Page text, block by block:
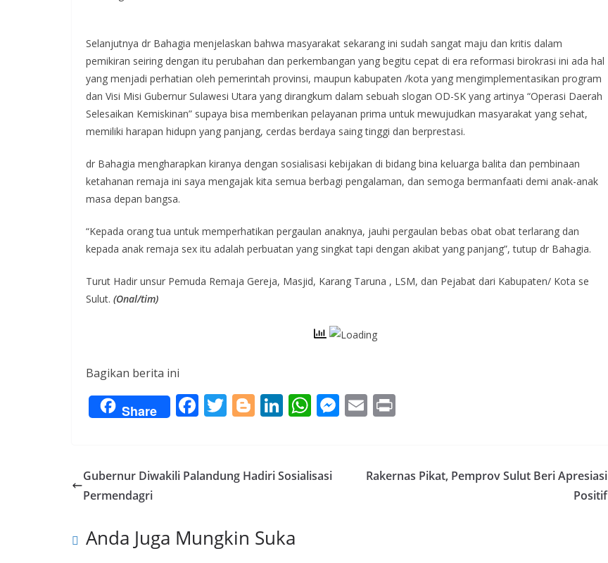
Selanjutnya dr Bahagia menjelaskan bahwa masyarakat sekarang ini sudah sangat maju dan kritis dalam
pemikiran seiring dengan itu perubahan dan perkembangan yang begitu cepat di era reformasi birokrasi ini ada hal
yang menjadi perhatian oleh pemerintah provinsi, maupun kabupaten /kota yang mengimplementasikan program
dan Visi Misi Gubernur Sulawesi Utara yang dirangkum dalam sebuah slogan OD-SK yang artinya “Operasi Daerah
Selesaikan Kemiskinan” supaya bisa memberikan pelayanan prima untuk mewujudkan masyarakat yang sehat,
memiliki harapan hidupn yang panjang, cerdas berdaya saing tinggi dan berprestasi.
dr Bahagia mengharapkan kiranya dengan sosialisasi kebijakan di bidang bina keluarga balita dan pembinaan
ketahanan remaja ini saya mengajak kita semua berbagi pengalaman, dan semoga bermanfaati demi anak-anak
masa depan bangsa.
“Kepada orang tua untuk memperhatikan pergaulan anaknya, jauhi pergaulan bebas obat obat terlarang dan
kepada anak remaja sex itu adalah perbuatan yang singkat tapi dengan akibat yang panjang”, tutup dr Bahagia.
Turut Hadir unsur Pemuda Remaja Gereja, Masjid, Karang Taruna , LSM, dan Pejabat dari Kabupaten/ Kota se
Sulut. (Onal/tim)
Bagikan berita ini
Share F
b
k
T
er
Bl
g
Li
e
W
s
M E
l
Gubernur Diwakili Palandung Hadiri Sosialisasi
Permendagri
Rakernas Pikat, Pemprov Sulut Beri Apresiasi
Positif
Anda Juga Mungkin Suka